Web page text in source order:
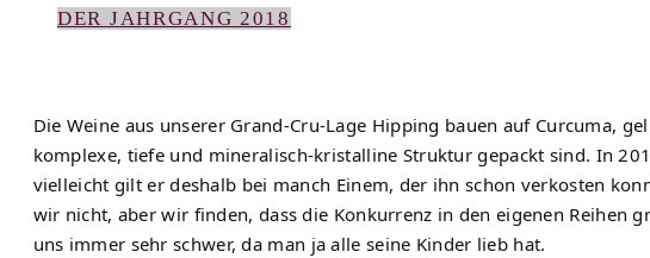
DER JAHRGANG 2018
Die Weine aus unserer Grand-Cru-Lage Hipping bauen auf Curcuma,
komplexe, tiefe und mineralisch-kristalline Struktur gepackt sind. In
vielleicht gilt er deshalb bei manch Einem, der ihn schon verkosten
wir nicht, aber wir finden, dass die Konkurrenz in den eigenen Reihen
uns immer sehr schwer, da man ja alle seine Kinder lieb hat.